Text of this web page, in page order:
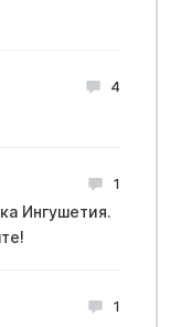
4
1
Ингушетия.
1